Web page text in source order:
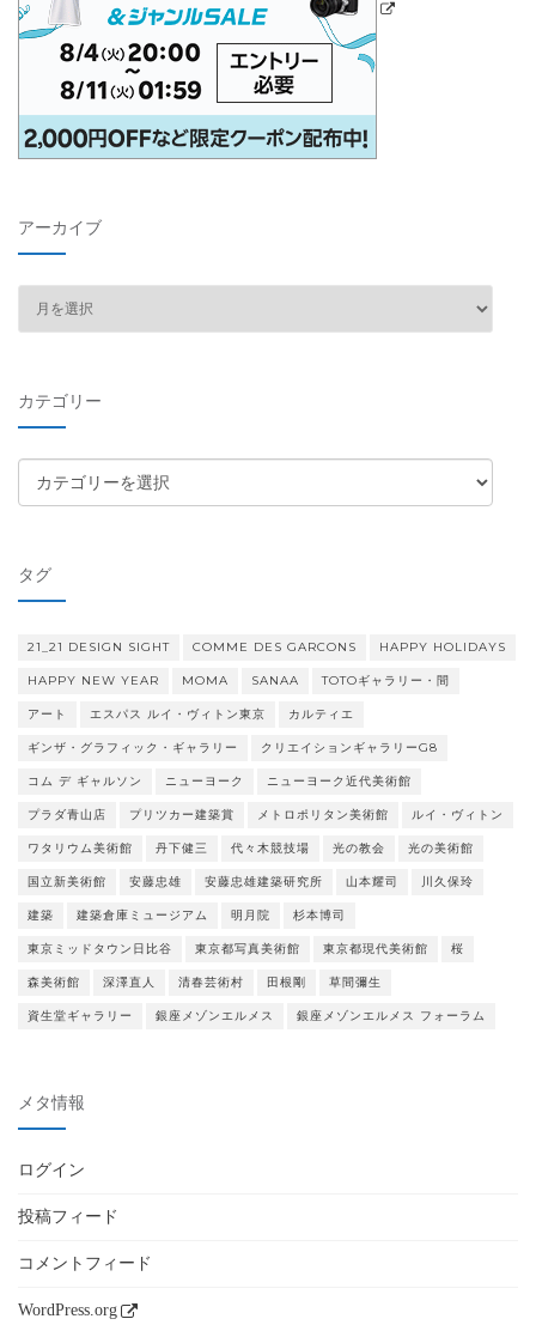
アーカイブ
ブ
カテゴリー
テ
ー
タグ
21_21 DESIGN SIGHT COMME DES GARCONS HAPPY HOLIDAYS
HAPPY NEW YEAR MOMA SANAA TOTOギャラリー・間
アート エスパス ルイ・ヴィトン東京 カルティエ
ギンザ・グラフィック・ギャラリー クリエイションギャラリーG8
コム デ ギャルソン ニューヨーク ニューヨーク近代美術館
プラダ青山店 プリツカー建築賞 メトロポリタン美術館 ルイ・ヴィトン
ワタリウム美術館 丹下健三 代々木競技場 光の教会 光の美術館
国立新美術館 安藤忠雄 安藤忠雄建築研究所 山本耀司 川久保玲
建築 建築倉庫ミュージアム 明月院 杉本博司
東京ミッドタウン日比谷 東京都写真美術館 東京都現代美術館 桜
森美術館 深澤直人 清春芸術村 田根剛 草間彌生
資生堂ギャラリー 銀座メゾンエルメス 銀座メゾンエルメス フォーラム
メタ情報
ログイン
投稿フィード
コメントフィード
WordPress.org